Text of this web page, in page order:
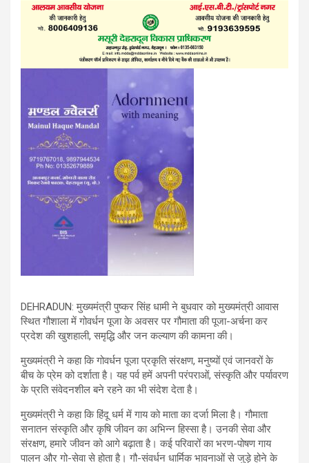
DEHRADUN: मुख्यमंत्री पुष्कर सिंह धामी ने बुधवार को मुख्यमंत्री आवास
स्थित गौशाला में गोवर्धन पूजा के अवसर पर गौमाता की पूजा-अर्चना कर
प्रदेश की खुशहाली, समृद्धि और जन कल्याण की कामना की।
मुख्यमंत्री ने कहा कि गोवर्धन पूजा प्रकृति संरक्षण, मनुष्यों एवं जानवरों के
बीच के प्रेम को दर्शाता है। यह पर्व हमें अपनी परंपराओं, संस्कृति और पर्यावरण
के प्रति संवेदनशील बने रहने का भी संदेश देता है।
मुख्यमंत्री ने कहा कि हिंदू धर्म में गाय को माता का दर्जा मिला है। गौमाता
सनातन संस्कृति और कृषि जीवन का अभिन्न हिस्सा है। उनकी सेवा और
संरक्षण, हमारे जीवन को आगे बढ़ाता है। कई परिवारों का भरण-पोषण गाय
पालन और गो-सेवा से होता है। गौ-संवर्धन धार्मिक भावनाओं से जुड़े होने के